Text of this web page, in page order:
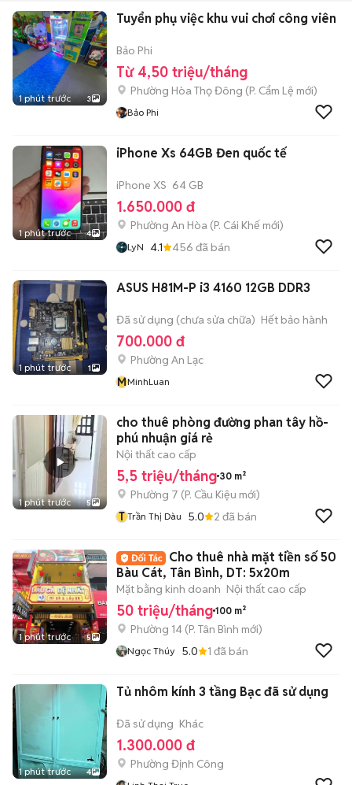
1 phút trước 3
Tuyển phụ việc khu vui chơi công viên
Bảo Phi
Từ 4,50 triệu/tháng
Phường Hòa Thọ Đông (P. Cẩm Lệ mới)
Bảo Phi
1 phút trước 4
iPhone Xs 64GB Đen quốc tế
iPhone XS 64 GB
1.650.000 đ
Phường An Hòa (P. Cái Khế mới)
LyN 4.1 456 đã bán
1 phút trước 1
ASUS H81M-P i3 4160 12GB DDR3
Đã sử dụng (chưa sửa chữa) Hết bảo hành
700.000 đ
Phường An Lạc
MMinhLuan
1 phút trước 5
cho thuê phòng đường phan tây hồ-
phú nhuận giá rẻ
Nội thất cao cấp
5,5 triệu/tháng 30 m²
Phường 7 (P. Cầu Kiệu mới)
T Trần Thị Dàu 5.0 2 đã bán
1 phút trước 5
Cho thuê nhà mặt tiền số 50
Bàu Cát, Tân Bình, DT: 5x20m
Mặt bằng kinh doanh Nội thất cao cấp
50 triệu/tháng 100 m²
Phường 14 (P. Tân Bình mới)
Ngọc Thúy 5.0 1 đã bán
1 phút trước 4
Tủ nhôm kính 3 tầng Bạc đã sử dụng
Đã sử dụng Khác
1.300.000 đ
Phường Định Công